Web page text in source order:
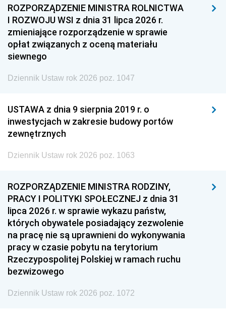
ROZPORZĄDZENIE MINISTRA ROLNICTWA
I ROZWOJU WSI z dnia 31 lipca 2026 r.
zmieniające rozporządzenie w sprawie
opłat związanych z oceną materiału
siewnego
Dziennik Ustaw rok 2026 poz. 1047
USTAWA z dnia 9 sierpnia 2019 r. o
inwestycjach w zakresie budowy portów
zewnętrznych
Dziennik Ustaw rok 2026 poz. 1063
ROZPORZĄDZENIE MINISTRA RODZINY,
PRACY I POLITYKI SPOŁECZNEJ z dnia 31
lipca 2026 r. w sprawie wykazu państw,
których obywatele posiadający zezwolenie
na pracę nie są uprawnieni do wykonywania
pracy w czasie pobytu na terytorium
Rzeczypospolitej Polskiej w ramach ruchu
bezwizowego
Dziennik Ustaw rok 2026 poz. 1072